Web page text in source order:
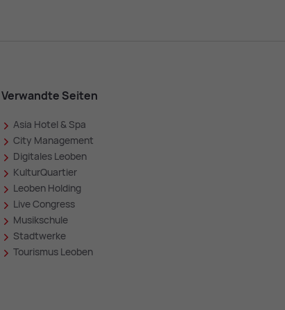
Verwandte Seiten
Asia Hotel & Spa
City Management
Digitales Leoben
KulturQuartier
Leoben Holding
Live Congress
Musikschule
Stadtwerke
Tourismus Leoben